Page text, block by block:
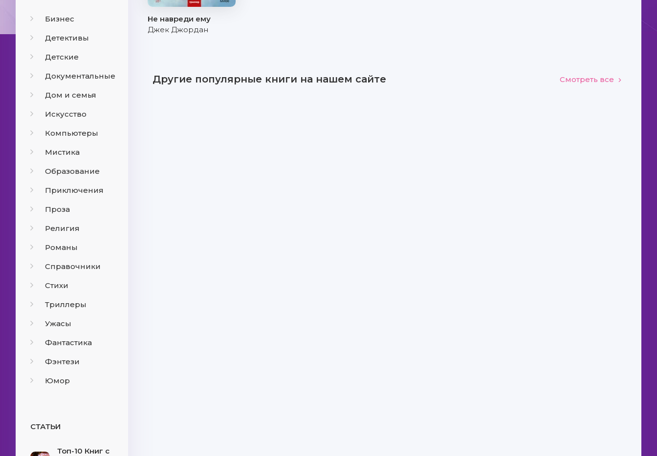
Бизнес
Детективы
Детские
Документальные
Дом и семья
Искусство
Компьютеры
Мистика
Образование
Приключения
Проза
Религия
Романы
Справочники
Стихи
Триллеры
Ужасы
Фантастика
Фэнтези
Юмор
СТАТЬИ
Топ-10 Книг с
Не навреди ему
Джек Джордан
Другие популярные книги на нашем сайте Смотреть все